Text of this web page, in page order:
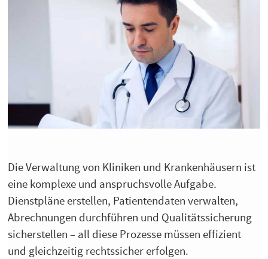
Die Verwaltung von Kliniken und Krankenhäusern ist
eine komplexe und anspruchsvolle Aufgabe.
Dienstpläne erstellen, Patientendaten verwalten,
Abrechnungen durchführen und Qualitätssicherung
sicherstellen – all diese Prozesse müssen effizient
und gleichzeitig rechtssicher erfolgen.